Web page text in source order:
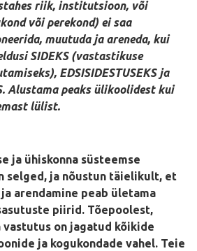
riik, institutsioon, või
või perekond) ei saa
muutuda ja areneda, kui
SIDEKS (vastastikuse
EDSISIDESTUSEKS ja
Alustama peaks ülikoolidest kui
lülist.
ja ühiskonna süsteemse
selged, ja nõustun täielikult, et
arendamine peab ületama
piirid. Tõepoolest,
on jagatud kõikide
ja kogukondade vahel. Teie